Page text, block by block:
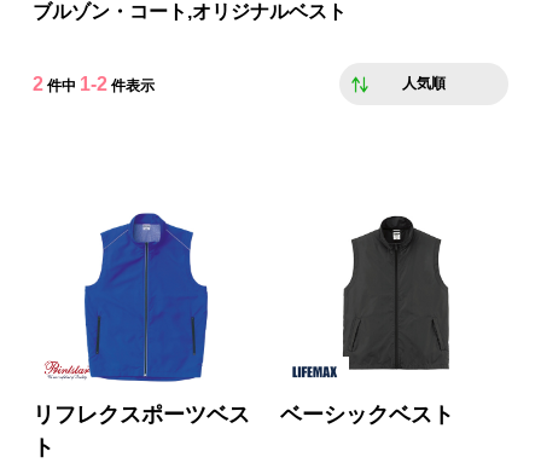
ブルゾン・コート,オリジナルベスト
2件中 1-2件表示 人気順
リフレクスポーツベス
ト
ベーシックベスト